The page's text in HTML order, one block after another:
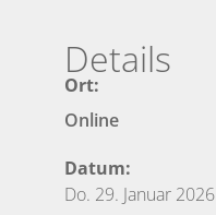
Details
Ort:
Online
Datum:
Do. 29. Januar 2026